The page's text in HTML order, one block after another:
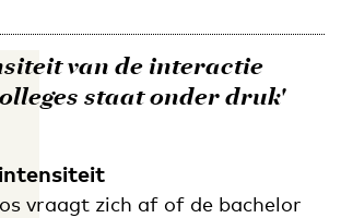
van de interactie
staat onder druk'
vraagt zich af of de bachelor